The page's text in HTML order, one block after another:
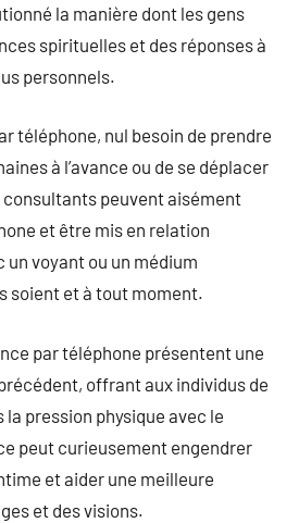
la manière dont les gens
spirituelles et des réponses à
personnels.
téléphone, nul besoin de prendre
à l’avance ou de se déplacer
peuvent aisément
et être mis en relation
voyant ou un médium
soient et à tout moment.
par téléphone présentent une
offrant aux individus de
pression physique avec le
peut curieusement engendrer
et aider une meilleure
et des visions.